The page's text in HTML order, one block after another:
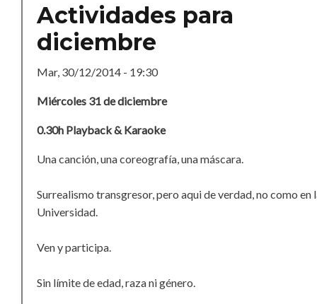
Actividades para
diciembre
Mar, 30/12/2014 - 19:30
Miércoles 31 de diciembre
0.30h Playback & Karaoke
Una canción, una coreografía, una máscara.
Surrealismo transgresor, pero aqui de verdad, no como en
Universidad.
Ven y participa.
Sin límite de edad, raza ni género.